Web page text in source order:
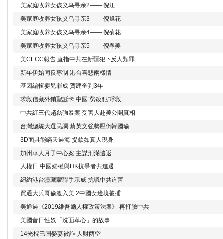
美家庭收养女孩义乌寻亲2—— 倪江
美家庭收养女孩义乌寻亲3—— 倪旭花
美家庭收养女孩义乌寻亲4—— 倪菊花
美家庭收养女孩义乌寻亲5—— 倪春美
美CECC報告 直指中共在新疆犯下反人類罪
新年伊始同反專制 港台喜悲兩樣情
基因編輯嬰兒罪成 賀建奎判3年
求救信藏外銷聖誕卡 中國“勞改犯”呼救
中共紅三代趙磊強暴案 受害人赴美公開真相
台灣總統大選民調 蔡英文強勢壓倒韓國瑜
3D面具能瞞天過海 提款如真人現身
加州華人月子中心案 主謀刑滿遣返
人權日 中國婦權與HK抗爭者共進退
紐約港台疆藏蒙聯手示威 抗議中共迫害
買通大兵哥偷渡入美 2中國女邊境被捕
美通過《2019維吾爾人權政策法案》 再打臉中共
美國昔日性奴「洗面革心」的故事
14光棍巴国娶妻被詐 人财两空